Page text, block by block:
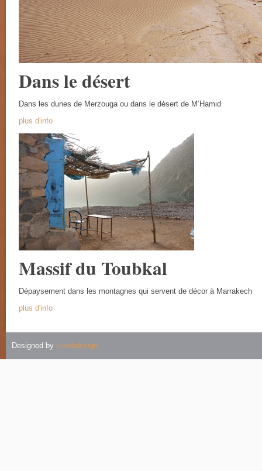
Dans le désert
Dans les dunes de Merzouga ou dans le désert de M’Hamid
plus d'info
Massif du Toubkal
Dépaysement dans les montagnes qui servent de décor à Marrakech
plus d'info
Designed by olwebdesign